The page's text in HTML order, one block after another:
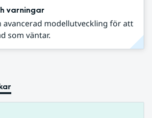
varningar
avancerad modellutveckling för att
som väntar.